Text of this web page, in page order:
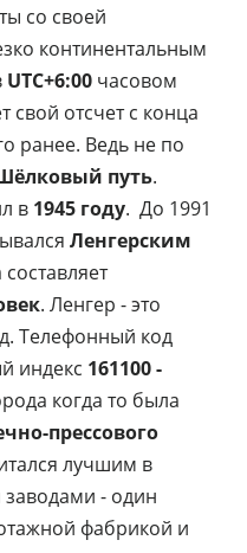
со своей
континентальным
UTC+6:00 часовом
свой отсчет с конца
ранее. Ведь не по
путь.
в 1945 году. До 1991
Ленгерским
. Ленгер - это
Телефонный код
индекс 161100 -
когда то была
прессового
лучшим в
- один
фабрикой и